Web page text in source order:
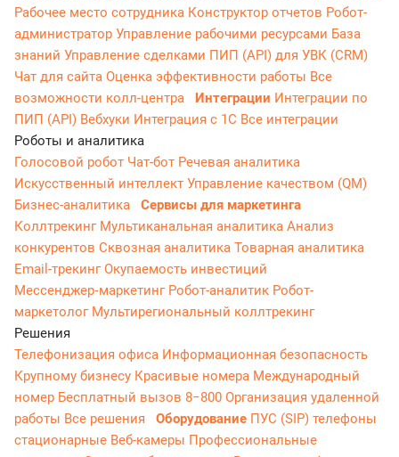
Рабочее место сотрудника Конструктор отчетов Робот-
администратор Управление рабочими ресурсами База
знаний Управление сделками ПИП (API) для УВК (CRM)
Чат для сайта Оценка эффективности работы Все
возможности колл-центра
Интеграции Интеграции по
ПИП (API) Вебхуки Интеграция с 1С Все интеграции
Роботы и аналитика
Голосовой робот Чат-бот Речевая аналитика
Искусственный интеллект Управление качеством (QM)
Бизнес-аналитика
Сервисы для маркетинга
Коллтрекинг Мультиканальная аналитика Анализ
конкурентов Сквозная аналитика Товарная аналитика
Email-трекингОкупаемость инвестиций
Мессенджер‑маркетинг Робот-аналитик Робот-
маркетолог Мультирегиональный коллтрекинг
Решения
Телефонизация офиса Информационная безопасность
Крупному бизнесу Красивые номера Международный
номер Бесплатный вызов 8−800 Организация удаленной
работы Все решения Оборудование ПУС (SIP) телефоны
стационарные Веб-камеры Профессиональные